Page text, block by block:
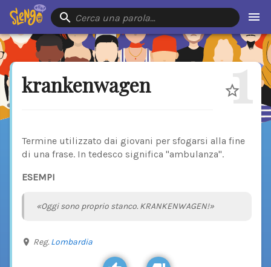
Cerca una parola…
krankenwagen 1
Termine utilizzato dai giovani per sfogarsi alla fine
di una frase. In tedesco significa "ambulanza".
ESEMPI
«Oggi sono proprio stanco. KRANKENWAGEN!»
Reg. Lombardia